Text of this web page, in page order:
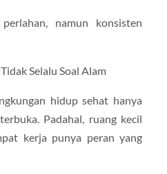
namun konsisten
Selalu Soal Alam
hidup sehat hanya
Padahal, ruang kecil
kerja punya peran yang